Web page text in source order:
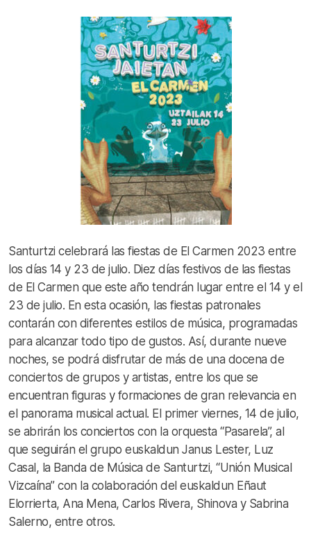
Santurtzi celebrará las fiestas de El Carmen 2023 entre
los días 14 y 23 de julio. Diez días festivos de las fiestas
de El Carmen que este año tendrán lugar entre el 14 y el
23 de julio. En esta ocasión, las fiestas patronales
contarán con diferentes estilos de música, programadas
para alcanzar todo tipo de gustos. Así, durante nueve
noches, se podrá disfrutar de más de una docena de
conciertos de grupos y artistas, entre los que se
encuentran figuras y formaciones de gran relevancia en
el panorama musical actual. El primer viernes, 14 de julio,
se abrirán los conciertos con la orquesta “Pasarela”, al
que seguirán el grupo euskaldun Janus Lester, Luz
Casal, la Banda de Música de Santurtzi, “Unión Musical
Vizcaína” con la colaboración del euskaldun Eñaut
Elorrierta, Ana Mena, Carlos Rivera, Shinova y Sabrina
Salerno, entre otros.